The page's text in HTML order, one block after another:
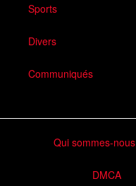
Sports
Divers
Communiqués
Qui sommes-nous
DMCA